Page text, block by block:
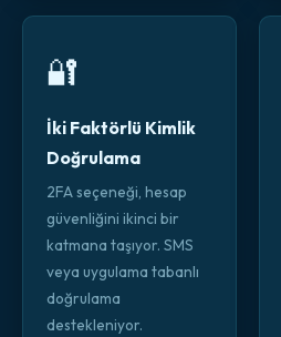
🔐
İki Faktörlü Kimlik
Doğrulama
2FA seçeneği, hesap
güvenliğini ikinci bir
katmana taşıyor. SMS
veya uygulama tabanlı
doğrulama
destekleniyor.